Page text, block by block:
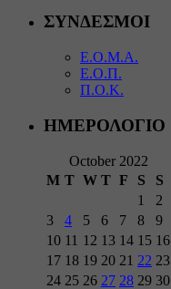
ΣΥΝΔΕΣΜΟΙ
Ε.Ο.Μ.Α.
Ε.Ο.Π.
Π.Ο.Κ.
ΗΜΕΡΟΛΟΓΙΟ
October 2022
M T W T F S
S
1
2
3
4 5 6 7 8
9
10 11 12 13 14 15 16
17 18 19 20 21 22 23
24 25 26 27 28 29 30